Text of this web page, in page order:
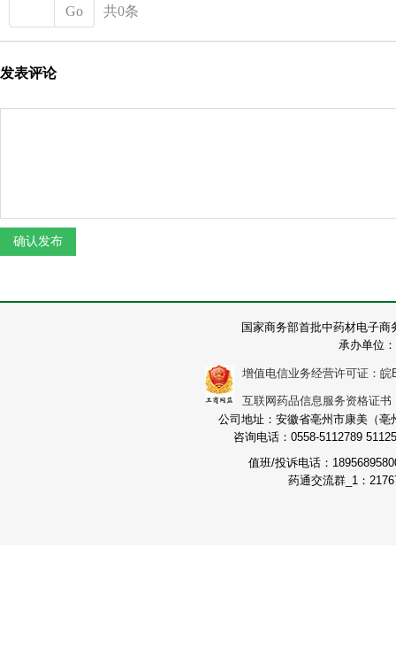
Go 共0条
发表评论
国家商务部首批中药材电子
承办单位
增值电信业务经营许可证：皖
互联网药品信息服务资格证
公司地址：安徽省亳州市康美（
咨询电话：0558-5112789
值班/投诉电话：
药通交流群_1：